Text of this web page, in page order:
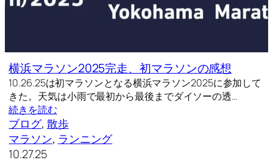
横浜マラソン2025完走、初マラソンの感想
10.26.25は初マラソンとなる横浜マラソン2025に参加して
きた。天気は小雨で最初から最後までダイソーの透…
続きを読む
ブログ, 散歩
マラソン, ランニング
10.27.25